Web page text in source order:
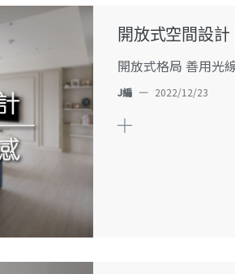
開放式空間設
開放式格局 善用光
J編 — 2022/12/23